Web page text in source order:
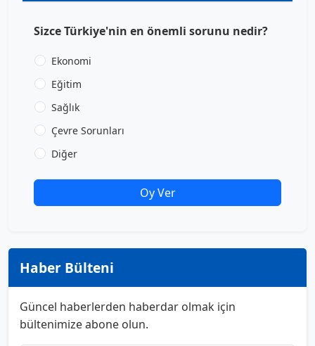
Sizce Türkiye'nin en önemli sorunu nedir?
Ekonomi
Eğitim
Sağlık
Çevre Sorunları
Diğer
Oy Ver
Haber Bülteni
Güncel haberlerden haberdar olmak için
bültenimize abone olun.